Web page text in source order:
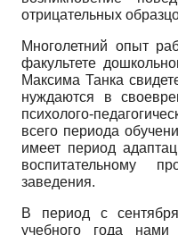
отрицательных
Многолетний опыт
факультете
Максима Танка
нуждаются в
психолого-
всего периода
имеет период
воспитательному
заведения.
В период c
учебного года нами